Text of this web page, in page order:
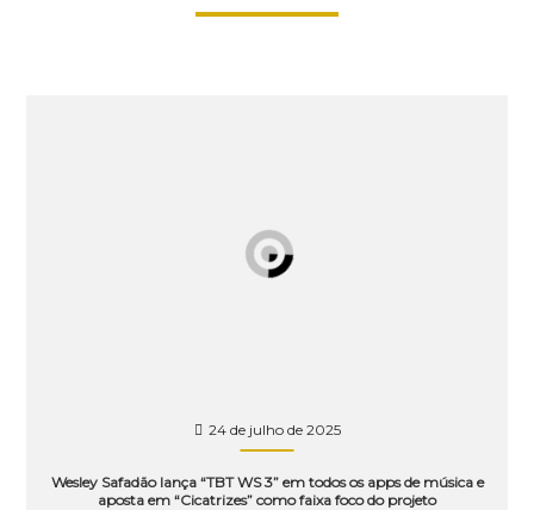
24 de julho de 2025
Wesley Safadão lança “TBT WS 3” em todos os apps de música e
aposta em “Cicatrizes” como faixa foco do projeto